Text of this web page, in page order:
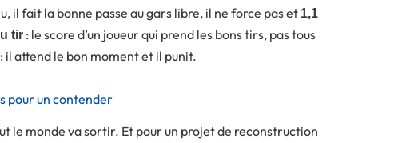
il fait la bonne passe au gars libre, il ne force pas et 1,1
tir : le score d’un joueur qui prend les bons tirs, pas tous
il attend le bon moment et il punit.
pour un contender
le monde va sortir. Et pour un projet de reconstruction